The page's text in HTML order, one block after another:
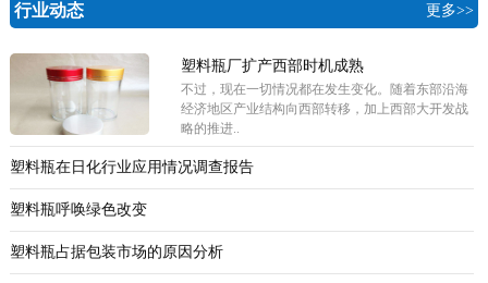
行业动态 更多>>
塑料瓶厂扩产西部时机成熟
不过，现在一切情况都在发生变化。随着东部沿海
经济地区产业结构向西部转移，加上西部大开发战
略的推进..
塑料瓶在日化行业应用情况调查报告
塑料瓶呼唤绿色改变
塑料瓶占据包装市场的原因分析